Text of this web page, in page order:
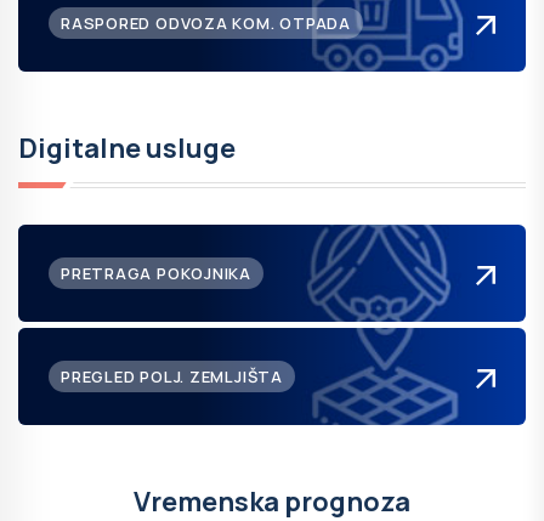
RASPORED ODVOZA KOM. OTPADA
Digitalne usluge
PRETRAGA POKOJNIKA
PREGLED POLJ. ZEMLJIŠTA
Vremenska prognoza